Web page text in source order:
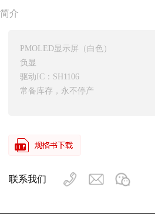
简介
PMOLED显示屏（白色）
负显
驱动IC：SH1106
常备库存，永不停产
联系我们